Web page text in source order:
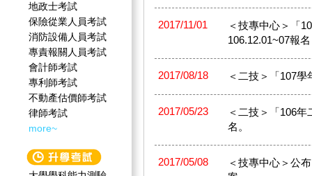
地政士考試
保險從業人員考試
消防設備人員考試
專責報關人員考試
會計師考試
專利師考試
不動產估價師考試
律師考試
more~
2017/11/01
＜技專中心＞「
106.12.01~07報
2017/08/18 ＜二技＞「107
2017/05/23
＜二技＞「106
名。
2017/05/08
＜技專中心＞公